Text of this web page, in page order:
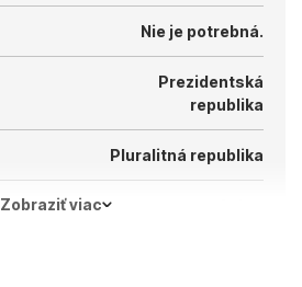
Nie je potrebná.
Prezidentská
republika
Pluralitná republika
Zobraziť viac